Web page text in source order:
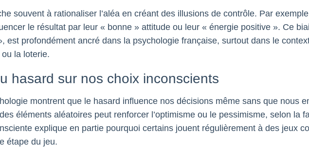
souvent à rationaliser l’aléa en créant des illusions de contrôle. Par
le résultat par leur « bonne » attitude ou leur « énergie positive ». Ce
est profondément ancré dans la psychologie française, surtout dans le
la loterie.
hasard sur nos choix inconscients
montrent que le hasard influence nos décisions même sans que nous
éléments aléatoires peut renforcer l’optimisme ou le pessimisme, selon la
explique en partie pourquoi certains jouent régulièrement à des jeux
étape du jeu.